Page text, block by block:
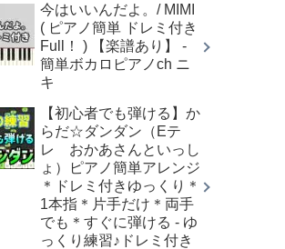
今はいいんだよ。/ MIMI
( ピアノ簡単 ドレミ付き
Full！ ) 【楽譜あり】 -
簡単ボカロピアノch ニ
キ
【初心者でも弾ける】か
らだ☆ダンダン（Eテ
レ おかあさんといっし
ょ）ピアノ簡単アレンジ
＊ドレミ付きゆっくり＊
1本指＊片手だけ＊両手
でも＊すぐに弾ける - ゆ
っくり練習♪ドレミ付き